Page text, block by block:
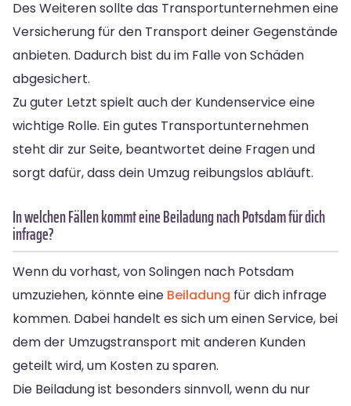
Des Weiteren sollte das Transportunternehmen eine
Versicherung für den Transport deiner Gegenstände
anbieten. Dadurch bist du im Falle von Schäden
abgesichert.
Zu guter Letzt spielt auch der Kundenservice eine
wichtige Rolle. Ein gutes Transportunternehmen
steht dir zur Seite, beantwortet deine Fragen und
sorgt dafür, dass dein Umzug reibungslos abläuft.
In welchen Fällen kommt eine Beiladung nach Potsdam für dich
infrage?
Wenn du vorhast, von Solingen nach Potsdam
umzuziehen, könnte eine Beiladung für dich infrage
kommen. Dabei handelt es sich um einen Service, bei
dem der Umzugstransport mit anderen Kunden
geteilt wird, um Kosten zu sparen.
Die Beiladung ist besonders sinnvoll, wenn du nur